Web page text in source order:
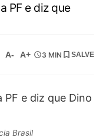
PF e diz que
A- A+ 3 MIN SALVE
Brasil